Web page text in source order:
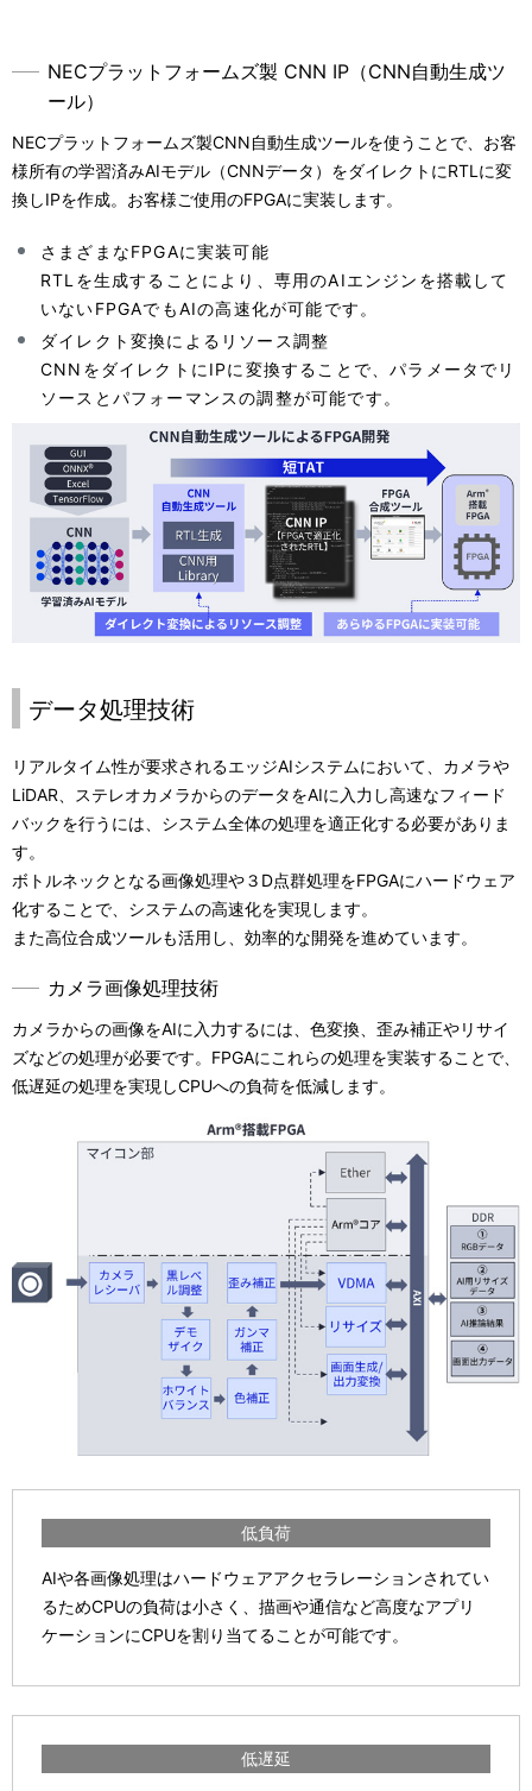
NECプラットフォームズ製 CNN IP（CNN自動生成ツ
ール）
NECプラットフォームズ製CNN自動生成ツールを使うことで、お客
様所有の学習済みAIモデル（CNNデータ）をダイレクトにRTLに変
換しIPを作成。お客様ご使用のFPGAに実装します。
さまざまなFPGAに実装可能
RTLを生成することにより、専用のAIエンジンを搭載して
いないFPGAでもAIの高速化が可能です。
ダイレクト変換によるリソース調整
CNNをダイレクトにIPに変換することで、パラメータでリ
ソースとパフォーマンスの調整が可能です。
データ処理技術
リアルタイム性が要求されるエッジAIシステムにおいて、カメラや
LiDAR、ステレオカメラからのデータをAIに入力し高速なフィード
バックを行うには、システム全体の処理を適正化する必要がありま
す。
ボトルネックとなる画像処理や３D点群処理をFPGAにハードウェア
化することで、システムの高速化を実現します。
また高位合成ツールも活用し、効率的な開発を進めています。
カメラ画像処理技術
カメラからの画像をAIに入力するには、色変換、歪み補正やリサイ
ズなどの処理が必要です。FPGAにこれらの処理を実装することで、
低遅延の処理を実現しCPUへの負荷を低減します。
低負荷
AIや各画像処理はハードウェアアクセラレーションされてい
るためCPUの負荷は小さく、描画や通信など高度なアプリ
ケーションにCPUを割り当てることが可能です。
低遅延